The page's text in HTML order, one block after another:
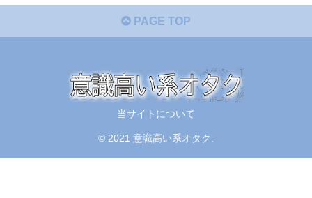
PAGE TOP
当サイトについて
© 2021 意識高い系オタク.